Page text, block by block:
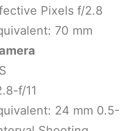
Pixels f/2.8
70 mm
f/11
24 mm 0.5-